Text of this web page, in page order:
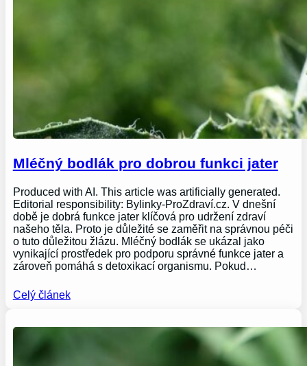
Mléčný bodlák pro dobrou funkci jater
Produced with AI. This article was artificially generated.
Editorial responsibility: Bylinky-ProZdraví.cz. V dnešní
době je dobrá funkce jater klíčová pro udržení zdraví
našeho těla. Proto je důležité se zaměřit na správnou péči
o tuto důležitou žlázu. Mléčný bodlák se ukázal jako
vynikající prostředek pro podporu správné funkce jater a
zároveň pomáhá s detoxikací organismu. Pokud…
Celý článek